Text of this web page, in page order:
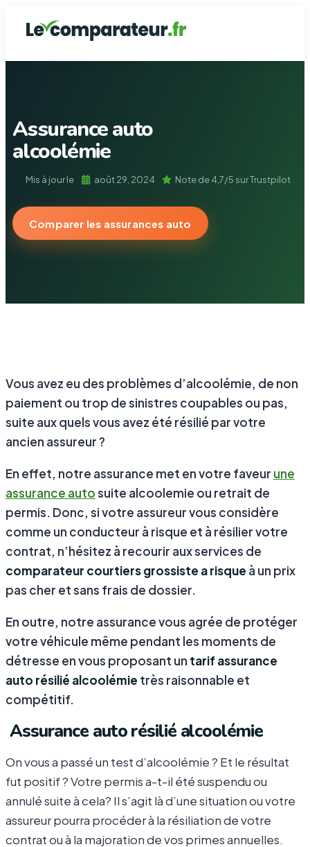
Assurance auto
alcoolémie
Mis à jour le août 29, 2024 Note de 4,7/5 sur Trustpilot
Comparer les assurances auto
Vous avez eu des problèmes d’alcoolémie, de non
paiement ou trop de sinistres coupables ou pas,
suite aux quels vous avez été résilié par votre
ancien assureur ?
En effet, notre assurance met en votre faveur une
assurance autosuite alcoolemie ou retrait de
permis. Donc, si votre assureur vous considère
comme un conducteur à risque et à résilier votre
contrat, n’hésitez à recourir aux services de
comparateur courtiers grossiste a risque à un prix
pas cher et sans frais de dossier.
En outre, notre assurance vous agrée de protéger
votre véhicule même pendant les moments de
détresse en vous proposant un tarif assurance
auto résilié alcoolémie très raisonnable et
compétitif.
Assurance auto résilié alcoolémie
On vous a passé un test d’alcoolémie ? Et le résultat
fut positif ? Votre permis a-t-il été suspendu ou
annulé suite à cela? Il s’agit là d’une situation ou votre
assureur pourra procéder à la résiliation de votre
contrat ou à la majoration de vos primes annuelles.